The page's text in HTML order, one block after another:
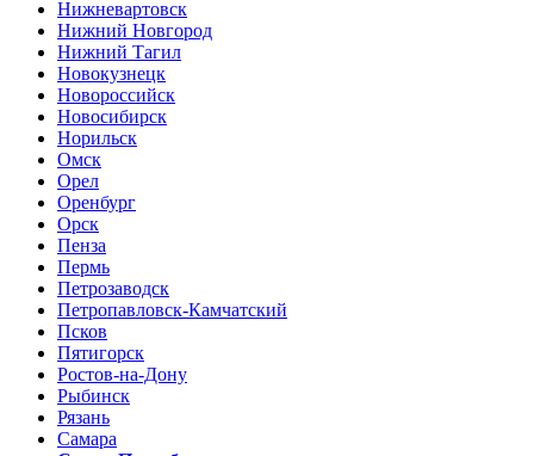
Нижневартовск
Нижний Новгород
Нижний Тагил
Новокузнецк
Новороссийск
Новосибирск
Норильск
Омск
Орел
Оренбург
Орск
Пенза
Пермь
Петрозаводск
Петропавловск-Камчатский
Псков
Пятигорск
Ростов-на-Дону
Рыбинск
Рязань
Самара